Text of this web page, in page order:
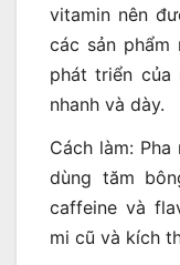
vitamin nên
các sản
phát triển
nhanh và dày.
Cách làm:
dùng tăm
caffeine và
mi cũ và kích